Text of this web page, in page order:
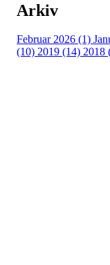
Arkiv
Februar 2026 (1)
(10) 2019 (14) 2018